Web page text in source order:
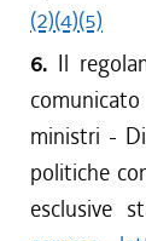
(2)(4)(5)
6. Il
ministri -
politiche
esclusive